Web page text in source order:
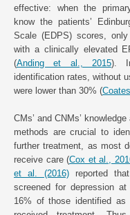
effective: when the
know the patients’
Scale (EDPS) scores,
with a clinically elevated
(Anding et al., 2015).
identification rates, without
were lower than 30% (
CMs’ and CNMs’
methods are crucial to
further treatment, as most
receive care (Cox et al.,
et al. (2016)reported
screened for depression
16% of those identified as